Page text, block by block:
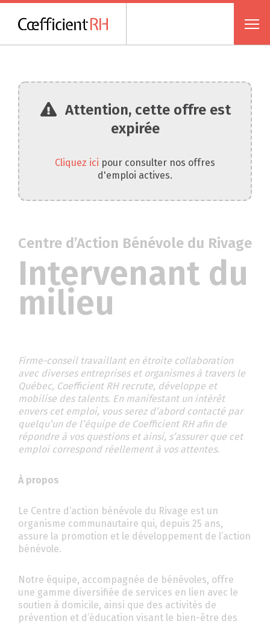
Attention, cette offre est
expirée
Cliquez ici pour consulter nos offres
d'emploi actives.
Centre d’Action Bénévole du Rivage
Intervenant du
milieu
Firme-conseil travaillant en étroite collaboration
avec diverses entreprises et organismes à travers le
Québec, Coefficient RH recrute, développe et
mobilise des talents. En manifestant un intérêt
envers cet emploi, vous serez d’abord contacté par
quelqu’un de l’équipe de Coefficient RH afin de
répondre à vos questions et ainsi, s’assurer que cet
emploi correspond réellement à vos attentes.
À propos
Le Centre d’action bénévole du Rivage est un
organisme communautaire qui, depuis 25 ans,
assure la promotion et le développement de l’action
bénévole.
Notre équipe, accompagnée de bénévoles, offre
une gamme diversifiée de services en lien avec le
soutien à domicile, ainsi que des activités de
prévention et d’éducation visant le bien-être des